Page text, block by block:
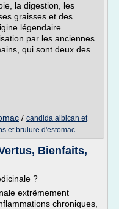
la digestion, les
graisses et des
légendaire
par les anciennes
qui sont deux des
/ candida albican et
et brulure d'estomac
Bienfaits,
?
extrêmement
chroniques,